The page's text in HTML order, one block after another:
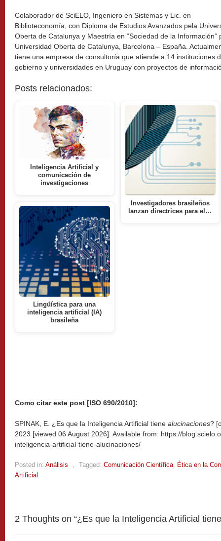
Colaborador de SciELO, Ingeniero en Sistemas y Lic. en
Biblioteconomía, con Diploma de Estudios Avanzados pela
Oberta de Catalunya y Maestría en “Sociedad de la Información”
Universidad Oberta de Catalunya, Barcelona – España.
tiene una empresa de consultoría que atiende a 14 instituciones
gobierno y universidades en Uruguay con proyectos de
Posts relacionados:
Inteligencia Artificial y
comunicación de
investigaciones
Lingüística para una
inteligencia artificial (IA)
brasileña
Investigadores brasileños
lanzan directrices para el…
Como citar este post [ISO 690/2010]:
SPINAK, E. ¿Es que la Inteligencia Artificial tiene alucinaciones?
2023 [viewed 06 August 2026]. Available from: https://
inteligencia-artificial-tiene-alucinaciones/
Posted in: Análisis Tagged: Comunicación Científica
Ética en la
Artificial
2 Thoughts on “¿Es que la Inteligencia Artificial